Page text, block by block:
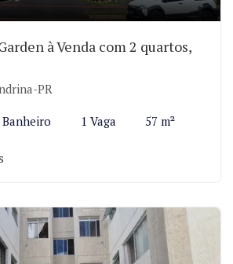
à Venda com 2 quartos,
PR
Banheiro 1 Vaga 57 m²